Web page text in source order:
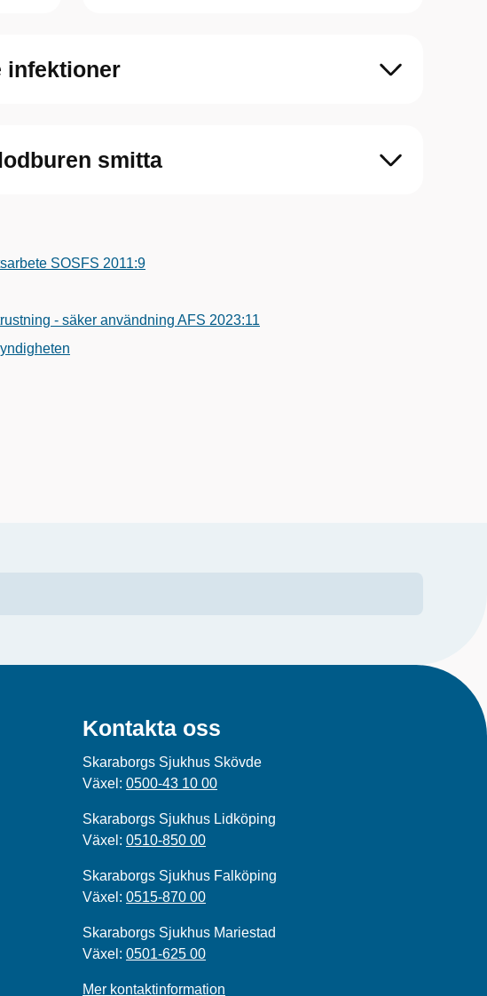
infektioner
smitta
SOSFS 2011:9
- säker användning AFS 2023:11
Kontakta oss
Skaraborgs Sjukhus Skövde
Växel: 0500-43 10 00
Skaraborgs Sjukhus Lidköping
Växel: 0510-850 00
Skaraborgs Sjukhus Falköping
Växel: 0515-870 00
Skaraborgs Sjukhus Mariestad
Växel: 0501-625 00
Mer kontaktinformation